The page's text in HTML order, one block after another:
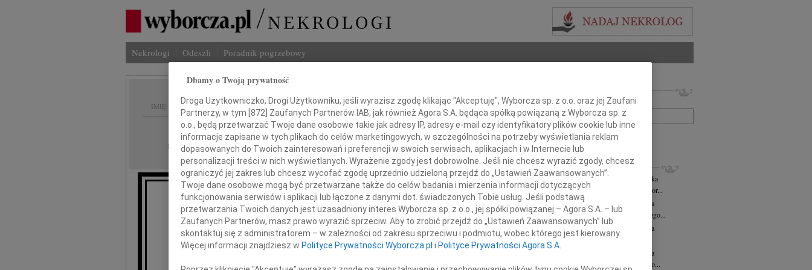
Nekrologi Odeszli Poradnik pogrzebowy
IMIĘ I NAZWISKO:
REGION: cała Polska
DATA EMISJI: 13.04.2010
W imieniu Banco Comercial Portugues
głęboko poruszeni tragiczną katastrofą lotniczą pod Smoleńskiem
Imię i nazwisko lub numer ogłoszenia:
+ szukanie zaawansowane
INNE NEKROLOGI
Małgorzata Kościelska06.08.2026
cała Polska
Z głębokim smutkiem żegnamy Panią Profesor...
Andrzej Morozowski
cała Polska
Żegnamy Andrzeja Morozowskiego Wybitnego...
Andrzej Morozowski
cała Polska
Z głębokim żalem żegnamy Andrzeja...
Andrzej Morozowski
cała Polska
Z ogromnym żalem przyjęliśmy wiadomość o...
Dbamy o Twoją prywatność
Droga Użytkowniczko, Drogi Użytkowniku, jeśli wyrazisz zgodę klikając "Akceptuję", Wyborcza sp. z o.o. oraz jej Zaufani
Partnerzy, w tym [872] Zaufanych Partnerów IAB, jak również Agora S.A. będąca spółką powiązaną z Wyborcza sp. z
o.o., będą przetwarzać Twoje dane osobowe takie jak adresy IP, adresy e-mail czy identyfikatory plików cookie lub inne
informacje zapisane w tych plikach do celów marketingowych, w szczególności na potrzeby wyświetlania reklam
dopasowanych do Twoich zainteresowań i preferencji w swoich serwisach, aplikacjach i w Internecie lub
personalizacji treści w nich wyświetlanych. Wyrażenie zgody jest dobrowolne. Jeśli nie chcesz wyrazić zgody, chcesz
ograniczyć jej zakres lub chcesz wycofać zgodę uprzednio udzieloną przejdź do „Ustawień Zaawansowanych”.
Twoje dane osobowe mogą być przetwarzane także do celów badania i mierzenia informacji dotyczących
funkcjonowania serwisów i aplikacji lub łączone z danymi dot. świadczonych Tobie usług. Jeśli podstawą
przetwarzania Twoich danych jest uzasadniony interes Wyborcza sp. z o.o., jej spółki powiązanej – Agora S.A. – lub
Zaufanych Partnerów, masz prawo wyrazić sprzeciw. Aby to zrobić przejdź do „Ustawień Zaawansowanych” lub
skontaktuj się z administratorem – w zależności od zakresu sprzeciwu i podmiotu, wobec którego jest kierowany.
Więcej informacji znajdziesz w Polityce Prywatności Wyborcza.pl i Polityce Prywatności Agora S.A.